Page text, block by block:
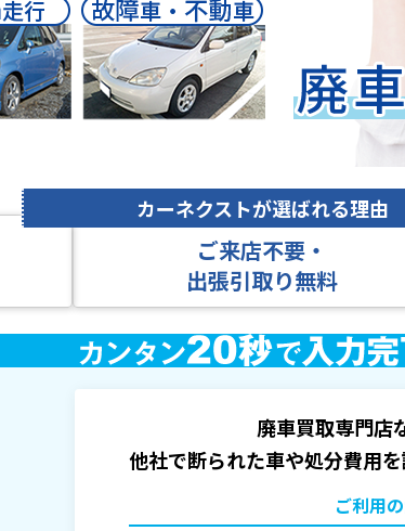
ご来店不要・
出張引取り無料
廃車買取専門店
他社で断られた車や処分費用
ご利用